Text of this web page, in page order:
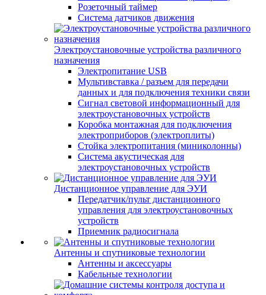
Розеточный таймер
Система датчиков движения
Электроустановочные устройства различного
назначения
Электропитание USB
Мультивставка / разъем для передачи
данных и для подключения техники связи
Сигнал световой информационный для
электроустановочных устройств
Коробка монтажная для подключения
электроприборов (электроплиты)
Стойка электропитания (миниколонны)
Система акустическая для
электроустановочных устройств
Дистанционное управление для ЭУИ
Передатчик/пульт дистанционного
управления для электроустановочных
устройств
Приемник радиосигнала
Антенны и спутниковые технологии
Антенны и аксессуары
Кабельные технологии